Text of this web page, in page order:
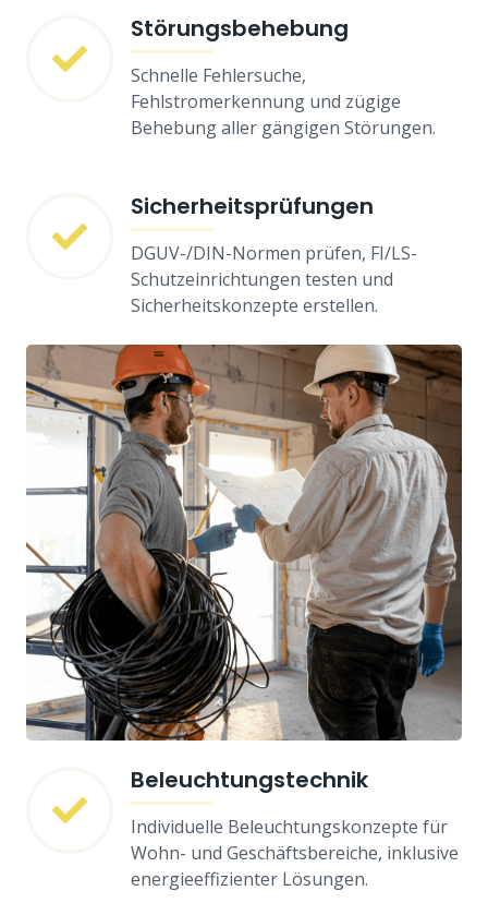
Störungsbehebung
Schnelle Fehlersuche,
Fehlstromerkennung und zügige
Behebung aller gängigen Störungen.
Sicherheitsprüfungen
DGUV-/DIN-Normen prüfen, FI/LS-
Schutzeinrichtungen testen und
Sicherheitskonzepte erstellen.
Beleuchtungstechnik
Individuelle Beleuchtungskonzepte für
Wohn- und Geschäftsbereiche, inklusive
energieeffizienter Lösungen.